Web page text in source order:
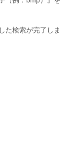
た検索が完了しま